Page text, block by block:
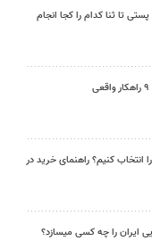
تا ثنا کدام را کجا انجام
انتخاب کنیم؟ راهنمای خرید در
ایران را چه کسی میسازد؟